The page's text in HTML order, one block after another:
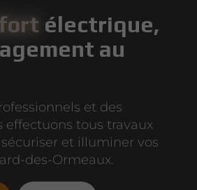
électrique,
au
et des
effectuons tous travaux
et illuminer vos
des-Ormeaux.